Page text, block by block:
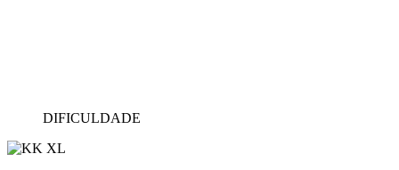
DIFICULDADE